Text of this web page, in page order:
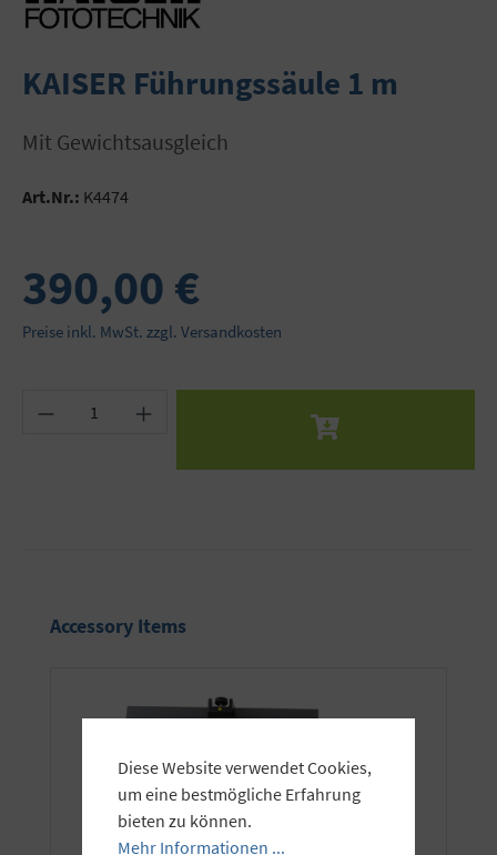
KAISER Führungssäule 1 m
mit Gewichtsausgleich
Art.Nr.: K4474
390,00 €
Preise inkl. MwSt. zzgl. Versandkosten
Produkt Anzahl: Gib den gewünschten Wert
Produktgalerie überspringen
Accessory Items
Diese Website verwendet Cookies,
um eine bestmögliche Erfahrung
bieten zu können.
Mehr Informationen ...